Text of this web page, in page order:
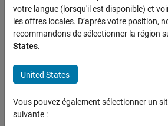
Problem
59786.
Missing
Number
(arithmetic
progression)
votre langue (lorsqu'il est disponible) et
les offres locales. D’après votre position,
recommandons de sélectionner la région
States.
United States
Vous pouvez également sélectionner un
suivante :